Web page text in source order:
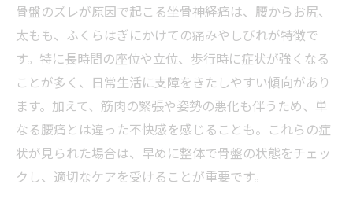
整体で見直す生活習慣と骨盤の関係
整体施術が根本改善に役立つ理由
坐骨神経痛を骨盤から予防する整体的アプ
ローチ
自然な整体ケアで再発を防ぐ方法
整体で実践する骨盤ケアの基本ステップ
日常生活でできる整体的セルフケア
骨盤のズレが原因で起こる坐骨神経痛は、腰からお尻、
太もも、ふくらはぎにかけての痛みやしびれが特徴で
す。特に長時間の座位や立位、歩行時に症状が強くなる
ことが多く、日常生活に支障をきたしやすい傾向があり
ます。加えて、筋肉の緊張や姿勢の悪化も伴うため、単
なる腰痛とは違った不快感を感じることも。これらの症
状が見られた場合は、早めに整体で骨盤の状態をチェッ
クし、適切なケアを受けることが重要です。